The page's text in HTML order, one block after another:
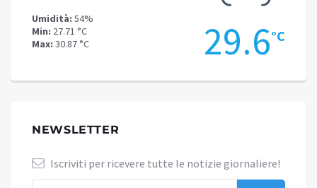
Umidità: 54%
Min: 27.71 °C
Max: 30.87 °C 29.6°C
NEWSLETTER
Iscriviti per ricevere tutte le notizie giornaliere!